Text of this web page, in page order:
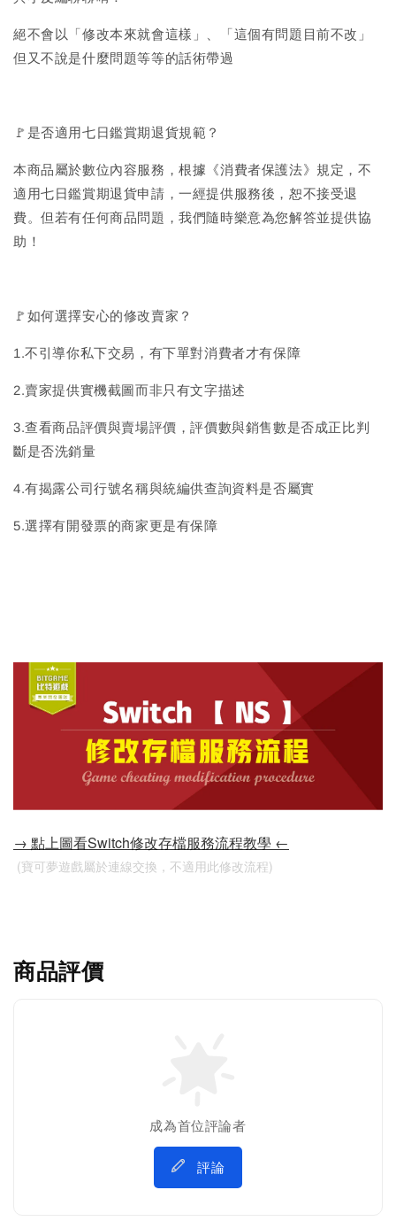
絕不會以「修改本來就會這樣」、「這個有問題目前不改」
但又不說是什麼問題等等的話術帶過
🚩是否適用七日鑑賞期退貨規範？
本商品屬於數位內容服務，根據《消費者保護法》規定，不
適用七日鑑賞期退貨申請，一經提供服務後，恕不接受退
費。但若有任何商品問題，我們隨時樂意為您解答並提供協
助！
🚩如何選擇安心的修改賣家？
1.不引導你私下交易，有下單對消費者才有保障
2.賣家提供實機截圖而非只有文字描述
3.查看商品評價與賣場評價，評價數與銷售數是否成正比判
斷是否洗銷量
4.有揭露公司行號名稱與統編供查詢資料是否屬實
5.選擇有開發票的商家更是有保障
→ 點上圖看Switch修改存檔服務流程教學 ←
(寶可夢遊戲屬於連線交換，不適用此修改流程)
商品評價
成為首位評論者
評論